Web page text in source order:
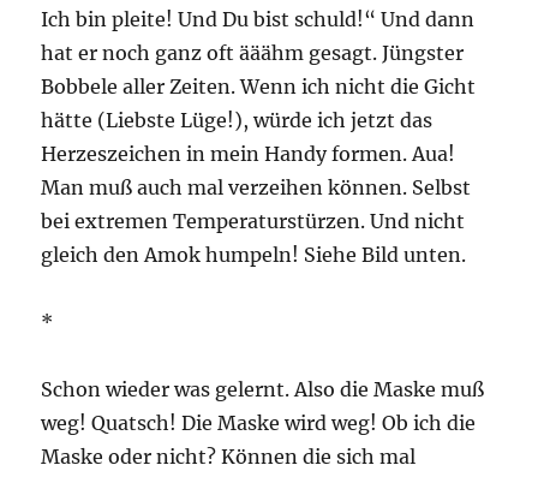
Ich bin pleite! Und Du bist schuld!“ Und dann
hat er noch ganz oft ääähm gesagt. Jüngster
Bobbele aller Zeiten. Wenn ich nicht die Gicht
hätte (Liebste Lüge!), würde ich jetzt das
Herzeszeichen in mein Handy formen. Aua!
Man muß auch mal verzeihen können. Selbst
bei extremen Temperaturstürzen. Und nicht
gleich den Amok humpeln! Siehe Bild unten.
*
Schon wieder was gelernt. Also die Maske muß
weg! Quatsch! Die Maske wird weg! Ob ich die
Maske oder nicht? Können die sich mal